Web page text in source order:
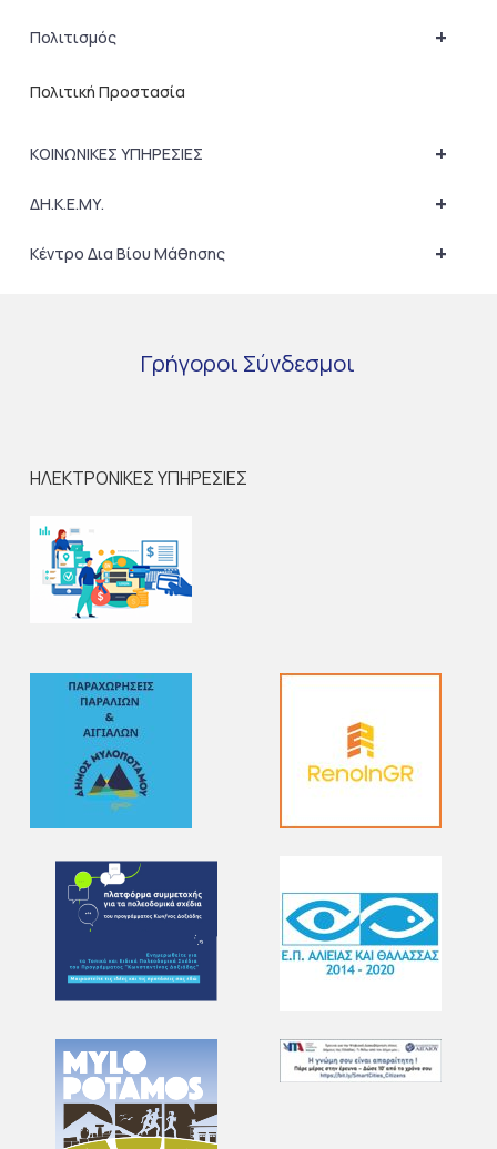
+
Πολιτισμός
Πολιτική Προστασία
+
ΚΟΙΝΩΝΙΚΕΣ ΥΠΗΡΕΣΙΕΣ
+
ΔΗ.Κ.Ε.ΜΥ.
+
Κέντρο Δια Βίου Μάθησης
Γρήγοροι Σύνδεσμοι
ΗΛΕΚΤΡΟΝΙΚΕΣ ΥΠΗΡΕΣΙΕΣ